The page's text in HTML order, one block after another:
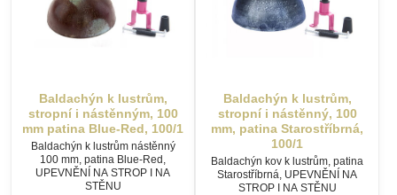
Baldachýn k lustrům,
stropní i nástěnným, 100
mm patina Blue-Red, 100/1
Baldachýn k lustrům nástěnný
100 mm, patina Blue-Red,
UPEVNĚNÍ NA STROP I NA
STĚNU
Baldachýn k lustrům,
stropní i nástěnný, 100
mm, patina Starostříbrná,
100/1
Baldachýn kov k lustrům, patina
Starostříbrná, UPEVNĚNÍ NA
STROP I NA STĚNU